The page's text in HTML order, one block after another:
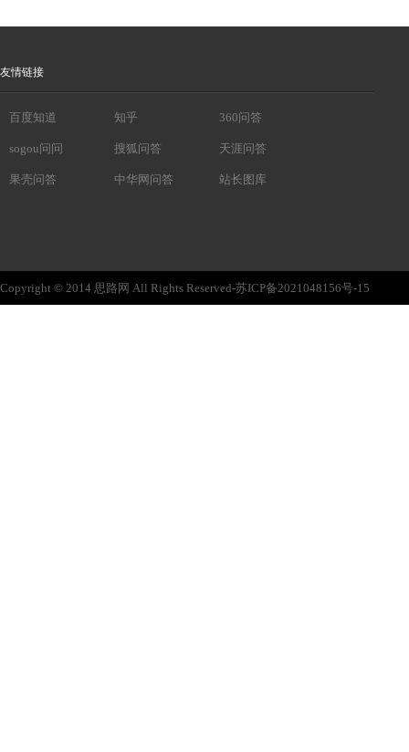
友情链接
百度知道 知乎 360问答
sogou问问 搜狐问答 天涯问答
果壳问答 中华网问答 站长图库
Copyright © 2014 思路网 All Rights Reserved-苏ICP备2021048156号-15